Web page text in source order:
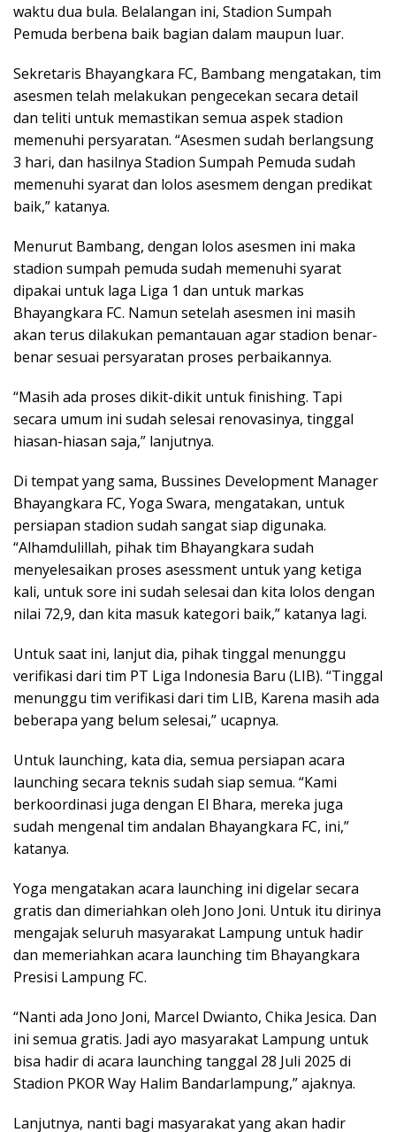
waktu dua bula. Belalangan ini, Stadion Sumpah
Pemuda berbena baik bagian dalam maupun luar.
Sekretaris Bhayangkara FC, Bambang mengatakan, tim
asesmen telah melakukan pengecekan secara detail
dan teliti untuk memastikan semua aspek stadion
memenuhi persyaratan. “Asesmen sudah berlangsung
3 hari, dan hasilnya Stadion Sumpah Pemuda sudah
memenuhi syarat dan lolos asesmem dengan predikat
baik,” katanya.
Menurut Bambang, dengan lolos asesmen ini maka
stadion sumpah pemuda sudah memenuhi syarat
dipakai untuk laga Liga 1 dan untuk markas
Bhayangkara FC. Namun setelah asesmen ini masih
akan terus dilakukan pemantauan agar stadion benar-
benar sesuai persyaratan proses perbaikannya.
“Masih ada proses dikit-dikit untuk finishing. Tapi
secara umum ini sudah selesai renovasinya, tinggal
hiasan-hiasan saja,” lanjutnya.
Di tempat yang sama, Bussines Development Manager
Bhayangkara FC, Yoga Swara, mengatakan, untuk
persiapan stadion sudah sangat siap digunaka.
“Alhamdulillah, pihak tim Bhayangkara sudah
menyelesaikan proses asessment untuk yang ketiga
kali, untuk sore ini sudah selesai dan kita lolos dengan
nilai 72,9, dan kita masuk kategori baik,” katanya lagi.
Untuk saat ini, lanjut dia, pihak tinggal menunggu
verifikasi dari tim PT Liga Indonesia Baru (LIB). “Tinggal
menunggu tim verifikasi dari tim LIB, Karena masih ada
beberapa yang belum selesai,” ucapnya.
Untuk launching, kata dia, semua persiapan acara
launching secara teknis sudah siap semua. “Kami
berkoordinasi juga dengan El Bhara, mereka juga
sudah mengenal tim andalan Bhayangkara FC, ini,”
katanya.
Yoga mengatakan acara launching ini digelar secara
gratis dan dimeriahkan oleh Jono Joni. Untuk itu dirinya
mengajak seluruh masyarakat Lampung untuk hadir
dan memeriahkan acara launching tim Bhayangkara
Presisi Lampung FC.
“Nanti ada Jono Joni, Marcel Dwianto, Chika Jesica. Dan
ini semua gratis. Jadi ayo masyarakat Lampung untuk
bisa hadir di acara launching tanggal 28 Juli 2025 di
Stadion PKOR Way Halim Bandarlampung,” ajaknya.
Lanjutnya, nanti bagi masyarakat yang akan hadir